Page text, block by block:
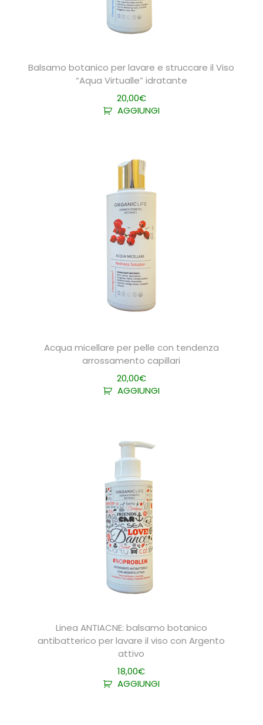
Balsamo botanico per lavare e struccare il Viso
“Aqua Virtualle” idratante
20,00€
AGGIUNGI
Acqua micellare per pelle con tendenza
arrossamento capillari
20,00€
AGGIUNGI
Linea ANTIACNE: balsamo botanico
antibatterico per lavare il viso con Argento
attivo
18,00€
AGGIUNGI